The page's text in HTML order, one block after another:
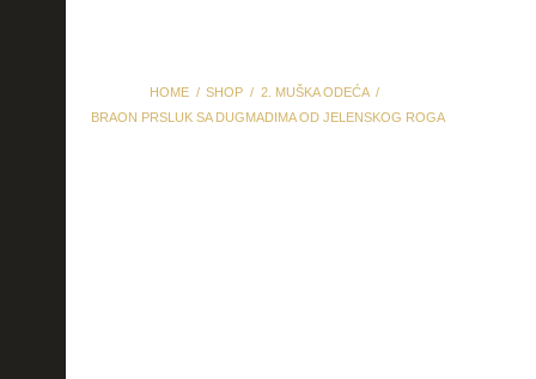
HOME SHOP
2. MUŠKA ODEĆA
BRAON PRSLUK SA DUGMADIMA OD JELENSKOG ROGA